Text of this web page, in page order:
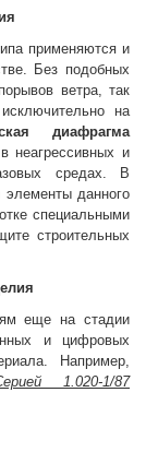
применяются и
Без подобных
ветра, так
на
диафрагма
неагрессивных и
средах. В
элементы данного
специальными
строительных
еще на стадии
и цифровых
Например,
1.020-1/87